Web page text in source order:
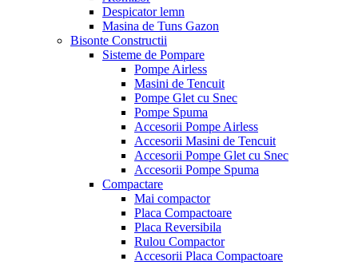
Despicator lemn
Masina de Tuns Gazon
Bisonte Constructii
Sisteme de Pompare
Pompe Airless
Masini de Tencuit
Pompe Glet cu Snec
Pompe Spuma
Accesorii Pompe Airless
Accesorii Masini de Tencuit
Accesorii Pompe Glet cu Snec
Accesorii Pompe Spuma
Compactare
Mai compactor
Placa Compactoare
Placa Reversibila
Rulou Compactor
Accesorii Placa Compactoare